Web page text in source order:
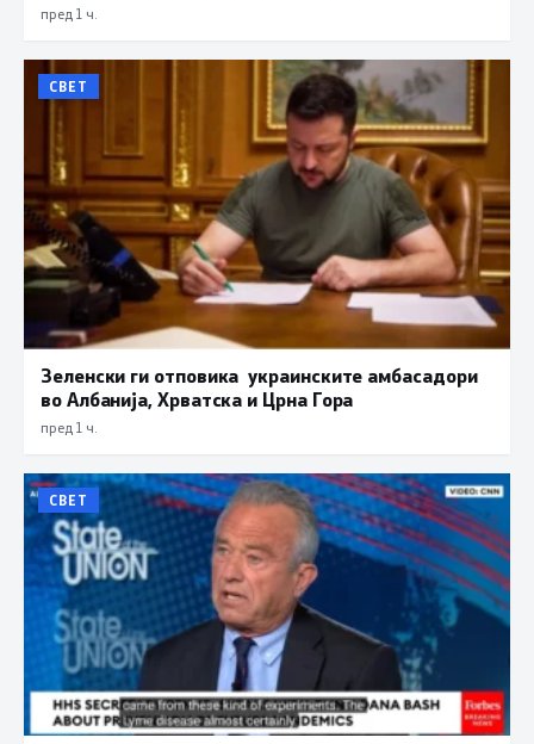
пред 1 ч.
СВЕТ
Зеленски ги отповика украинските амбасадори
во Албанија, Хрватска и Црна Гора
пред 1 ч.
СВЕТ